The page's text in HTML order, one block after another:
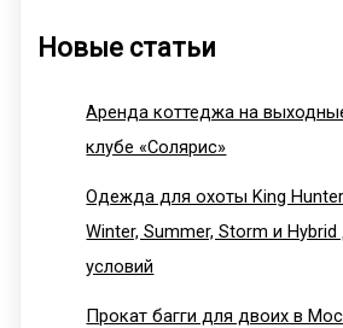
Новые статьи
Аренда коттеджа на
клубе «Солярис»
Одежда для охоты King
Winter, Summer, Storm и
условий
Прокат багги для двоих в